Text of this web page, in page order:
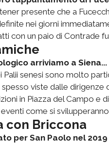
presente che a
nei giorni
con un paio di Contrade
arriviamo a Siena...
senesi sono molto
viste dalle
in Piazza del Campo e
come si
con Briccona
per San Paolo nel